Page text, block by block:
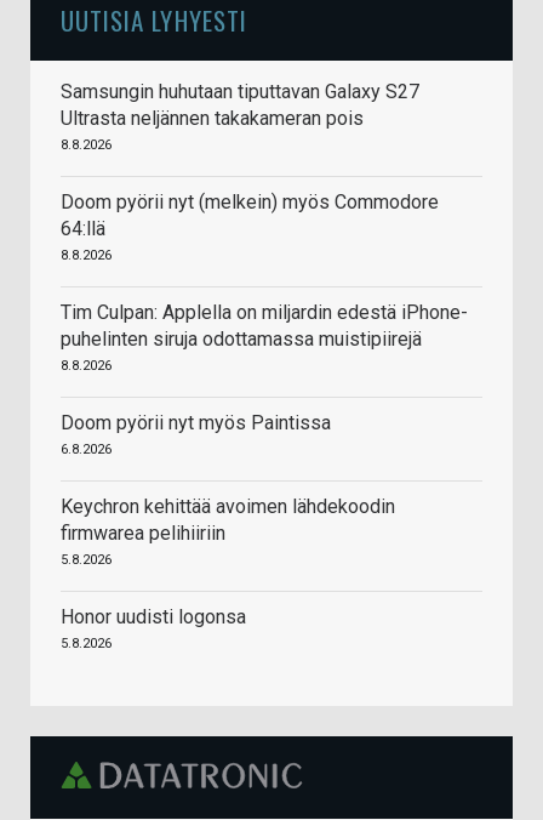
UUTISIA LYHYESTI
Samsungin huhutaan tiputtavan Galaxy S27
Ultrasta neljännen takakameran pois
8.8.2026
Doom pyörii nyt (melkein) myös Commodore
64:llä
8.8.2026
Tim Culpan: Applella on miljardin edestä iPhone-
puhelinten siruja odottamassa muistipiirejä
8.8.2026
Doom pyörii nyt myös Paintissa
6.8.2026
Keychron kehittää avoimen lähdekoodin
firmwarea pelihiiriin
5.8.2026
Honor uudisti logonsa
5.8.2026